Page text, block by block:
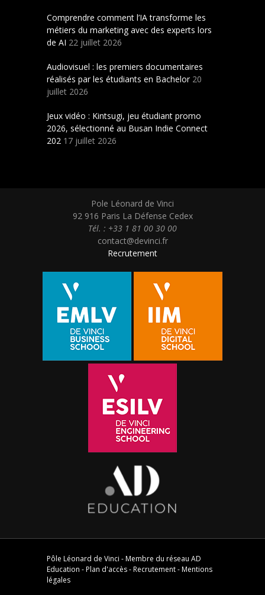
Comprendre comment l’IA transforme les
métiers du marketing avec des experts lors
de AI 22 juillet 2026
Audiovisuel : les premiers documentaires
réalisés par les étudiants en Bachelor 20
juillet 2026
Jeux vidéo : Kintsugi, jeu étudiant promo
2026, sélectionné au Busan Indie Connect
202 17 juillet 2026
Pole Léonard de Vinci
92 916 Paris La Défense Cedex
Tél. : +33 1 81 00 30 00
contact@devinci.fr
Recrutement
Pôle Léonard de Vinci - Membre du réseau AD
Education -Plan d'accès-Recrutement-Mentions
légales